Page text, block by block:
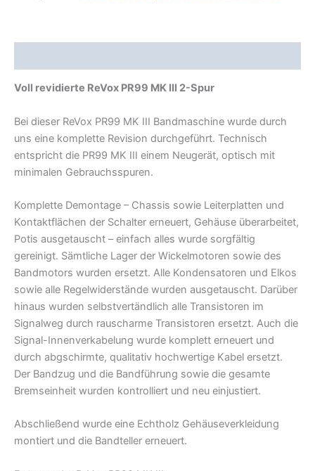
Voll revidierte ReVox PR99 MK III 2-Spur
Bei dieser ReVox PR99 MK III Bandmaschine wurde durch
uns eine komplette Revision durchgeführt. Technisch
entspricht die PR99 MK III einem Neugerät, optisch mit
minimalen Gebrauchsspuren.
Komplette Demontage – Chassis sowie Leiterplatten und
Kontaktflächen der Schalter erneuert, Gehäuse überarbeitet,
Potis ausgetauscht – einfach alles wurde sorgfältig
gereinigt. Sämtliche Lager der Wickelmotoren sowie des
Bandmotors wurden ersetzt. Alle Kondensatoren und Elkos
sowie alle Regelwiderstände wurden ausgetauscht. Darüber
hinaus wurden selbstvertändlich alle Transistoren im
Signalweg durch rauscharme Transistoren ersetzt. Auch die
Signal-Innenverkabelung wurde komplett erneuert und
durch abgschirmte, qualitativ hochwertige Kabel ersetzt.
Der Bandzug und die Bandführung sowie die gesamte
Bremseinheit wurden kontrolliert und neu einjustiert.
Abschließend wurde eine Echtholz Gehäuseverkleidung
montiert und die Bandteller erneuert.